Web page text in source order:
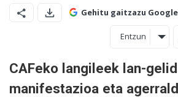
Gehitu gaitzazu
Entzun
CAFeko langileek lan-
manifestazioa eta